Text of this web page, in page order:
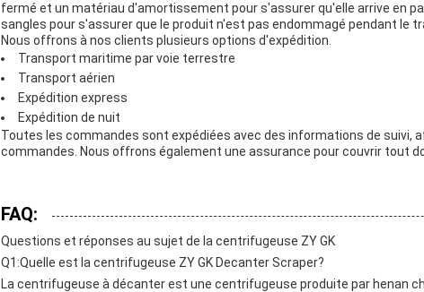
fermé et un matériau d'amortissement pour s'assurer qu'elle arrive en
sangles pour s'assurer que le produit n'est pas endommagé pendant le
Nous offrons à nos clients plusieurs options d'expédition.
Transport maritime par voie terrestre
Transport aérien
Expédition express
Expédition de nuit
Toutes les commandes sont expédiées avec des informations de suivi,
commandes. Nous offrons également une assurance pour couvrir tout
FAQ:
Questions et réponses au sujet de la centrifugeuse ZY GK
Q1:Quelle est la centrifugeuse ZY GK Decanter Scraper?
La centrifugeuse à décanter est une centrifugeuse produite par henan